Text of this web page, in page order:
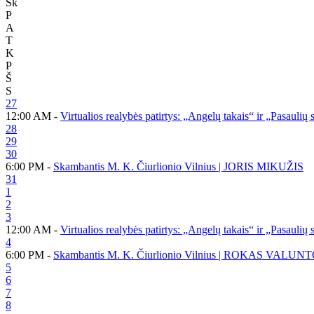
Sk
P
A
T
K
P
Š
S
27
12:00 AM - Virtualios realybės patirtys: „Angelų takais“ ir „Pasaulių
28
29
30
6:00 PM - Skambantis M. K. Čiurlionio Vilnius | JORIS MIKUŽIS
31
1
2
3
12:00 AM - Virtualios realybės patirtys: „Angelų takais“ ir „Pasaulių
4
6:00 PM - Skambantis M. K. Čiurlionio Vilnius | ROKAS
5
6
7
8